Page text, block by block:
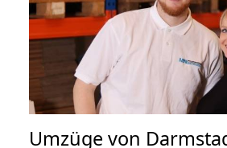
Umzüge von